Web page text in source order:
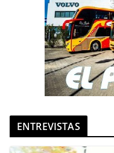
ENTREVISTAS